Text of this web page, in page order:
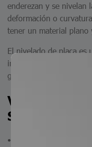
enderezan y se nivelan
deformación o
tener un material plano
El nivelado de placa es
industrias, como en la
general donde se busca
Ventajas
Servicio de
• Precisión: el servicio